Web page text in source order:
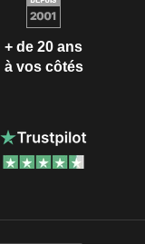
+ de 20 ans
à vos côtés